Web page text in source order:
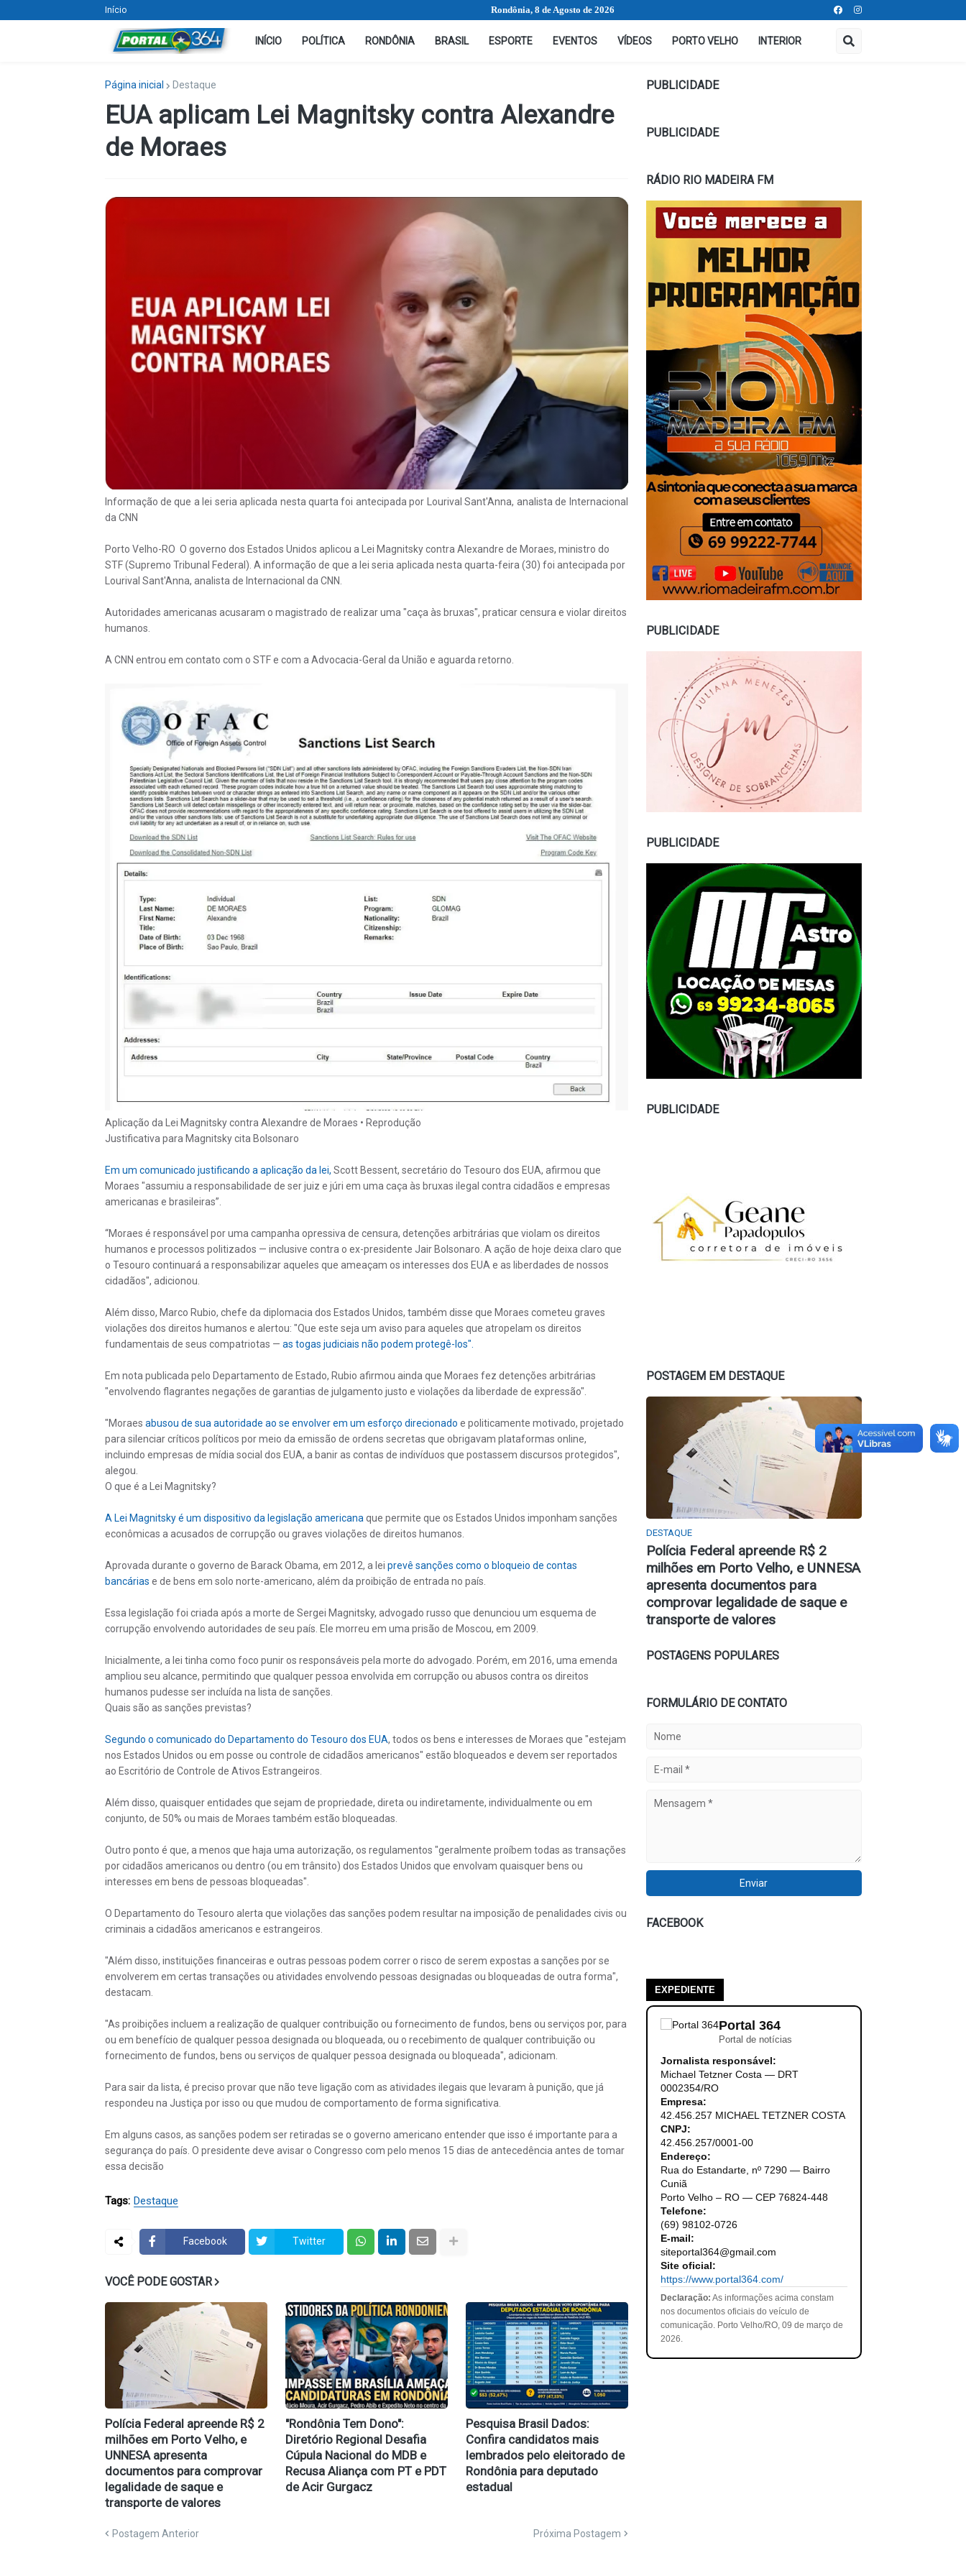
Início Rondônia, 8 de Agosto de 2026
INÍCIO POLÍTICA RONDÔNIA BRASIL ESPORTE EVENTOS VÍDEOS PORTO VELHO INTERIOR
Página inicial Destaque
EUA aplicam Lei Magnitsky contra Alexandre
de Moraes
Informação de que a lei seria aplicada nesta quarta foi antecipada por Lourival Sant'Anna, analista de Internacional
da CNN
Porto Velho-RO O governo dos Estados Unidos aplicou a Lei Magnitsky contra Alexandre de Moraes, ministro do
STF (Supremo Tribunal Federal). A informação de que a lei seria aplicada nesta quarta-feira (30) foi antecipada por
Lourival Sant'Anna, analista de Internacional da CNN.
Autoridades americanas acusaram o magistrado de realizar uma "caça às bruxas", praticar censura e violar direitos
humanos.
A CNN entrou em contato com o STF e com a Advocacia-Geral da União e aguarda retorno.
Aplicação da Lei Magnitsky contra Alexandre de Moraes • Reprodução
Justificativa para Magnitsky cita Bolsonaro
Em um comunicado justificando a aplicação da lei, Scott Bessent, secretário do Tesouro dos EUA, afirmou que
Moraes "assumiu a responsabilidade de ser juiz e júri em uma caça às bruxas ilegal contra cidadãos e empresas
americanas e brasileiras”.
“Moraes é responsável por uma campanha opressiva de censura, detenções arbitrárias que violam os direitos
humanos e processos politizados — inclusive contra o ex-presidente Jair Bolsonaro. A ação de hoje deixa claro que
o Tesouro continuará a responsabilizar aqueles que ameaçam os interesses dos EUA e as liberdades de nossos
cidadãos", adicionou.
Além disso, Marco Rubio, chefe da diplomacia dos Estados Unidos, também disse que Moraes cometeu graves
violações dos direitos humanos e alertou: "Que este seja um aviso para aqueles que atropelam os direitos
fundamentais de seus compatriotas — as togas judiciais não podem protegê-los".
Em nota publicada pelo Departamento de Estado, Rubio afirmou ainda que Moraes fez detenções arbitrárias
"envolvendo flagrantes negações de garantias de julgamento justo e violações da liberdade de expressão".
"Moraes abusou de sua autoridade ao se envolver em um esforço direcionado e politicamente motivado, projetado
para silenciar críticos políticos por meio da emissão de ordens secretas que obrigavam plataformas online,
incluindo empresas de mídia social dos EUA, a banir as contas de indivíduos que postassem discursos protegidos",
alegou.
O que é a Lei Magnitsky?
A Lei Magnitsky é um dispositivo da legislação americana que permite que os Estados Unidos imponham sanções
econômicas a acusados de corrupção ou graves violações de direitos humanos.
Aprovada durante o governo de Barack Obama, em 2012, a lei prevê sanções como o bloqueio de contas
bancárias e de bens em solo norte-americano, além da proibição de entrada no país.
Essa legislação foi criada após a morte de Sergei Magnitsky, advogado russo que denunciou um esquema de
corrupção envolvendo autoridades de seu país. Ele morreu em uma prisão de Moscou, em 2009.
Inicialmente, a lei tinha como foco punir os responsáveis pela morte do advogado. Porém, em 2016, uma emenda
ampliou seu alcance, permitindo que qualquer pessoa envolvida em corrupção ou abusos contra os direitos
humanos pudesse ser incluída na lista de sanções.
Quais são as sanções previstas?
Segundo o comunicado do Departamento do Tesouro dos EUA, todos os bens e interesses de Moraes que "estejam
nos Estados Unidos ou em posse ou controle de cidadãos americanos" estão bloqueados e devem ser reportados
ao Escritório de Controle de Ativos Estrangeiros.
Além disso, quaisquer entidades que sejam de propriedade, direta ou indiretamente, individualmente ou em
conjunto, de 50% ou mais de Moraes também estão bloqueadas.
Outro ponto é que, a menos que haja uma autorização, os regulamentos "geralmente proíbem todas as transações
por cidadãos americanos ou dentro (ou em trânsito) dos Estados Unidos que envolvam quaisquer bens ou
interesses em bens de pessoas bloqueadas".
O Departamento do Tesouro alerta que violações das sanções podem resultar na imposição de penalidades civis ou
criminais a cidadãos americanos e estrangeiros.
"Além disso, instituições financeiras e outras pessoas podem correr o risco de serem expostas a sanções por se
envolverem em certas transações ou atividades envolvendo pessoas designadas ou bloqueadas de outra forma",
destacam.
"As proibições incluem a realização de qualquer contribuição ou fornecimento de fundos, bens ou serviços por, para
ou em benefício de qualquer pessoa designada ou bloqueada, ou o recebimento de qualquer contribuição ou
fornecimento de fundos, bens ou serviços de qualquer pessoa designada ou bloqueada", adicionam.
Para sair da lista, é preciso provar que não teve ligação com as atividades ilegais que levaram à punição, que já
respondeu na Justiça por isso ou que mudou de comportamento de forma significativa.
Em alguns casos, as sanções podem ser retiradas se o governo americano entender que isso é importante para a
segurança do país. O presidente deve avisar o Congresso com pelo menos 15 dias de antecedência antes de tomar
essa decisão
Tags: Destaque
Facebook Twitter
VOCÊ PODE GOSTAR
Polícia Federal apreende R$ 2
milhões em Porto Velho, e
UNNESA apresenta
documentos para comprovar
legalidade de saque e
transporte de valores
​"Rondônia Tem Dono":
Diretório Regional Desafia
Cúpula Nacional do MDB e
Recusa Aliança com PT e PDT
de Acir Gurgacz
Pesquisa Brasil Dados:
Confira candidatos mais
lembrados pelo eleitorado de
Rondônia para deputado
estadual
Postagem Anterior Próxima Postagem
PUBLICIDADE
PUBLICIDADE
RÁDIO RIO MADEIRA FM
PUBLICIDADE
PUBLICIDADE
PUBLICIDADE
POSTAGEM EM DESTAQUE
DESTAQUE
Polícia Federal apreende R$ 2
milhões em Porto Velho, e UNNESA
apresenta documentos para
comprovar legalidade de saque e
transporte de valores
POSTAGENS POPULARES
FORMULÁRIO DE CONTATO
FACEBOOK
EXPEDIENTE
Portal 364
Portal de notícias
Jornalista responsável:
Michael Tetzner Costa — DRT
0002354/RO
Empresa:
42.456.257 MICHAEL TETZNER COSTA
CNPJ:
42.456.257/0001-00
Endereço:
Rua do Estandarte, nº 7290 — Bairro
Cuniã
Porto Velho – RO — CEP 76824-448
Telefone:
(69) 98102-0726
E-mail:
siteportal364@gmail.com
Site oficial:
https://www.portal364.com/
Declaração: As informações acima constam
nos documentos oficiais do veículo de
comunicação. Porto Velho/RO, 09 de março de
2026.